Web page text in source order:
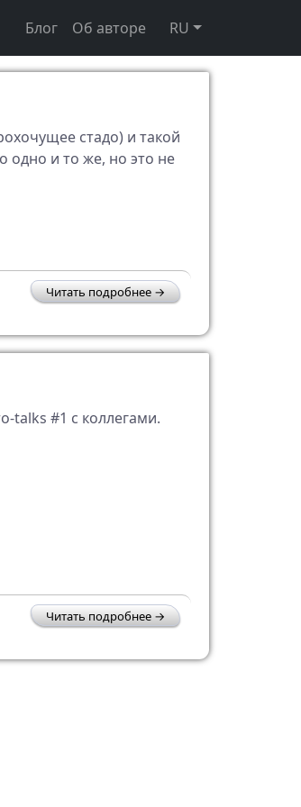
Блог Об авторе RU
стадо) и такой
одно и то же, но это не
Читать подробнее
talks #1 с коллегами.
Читать подробнее